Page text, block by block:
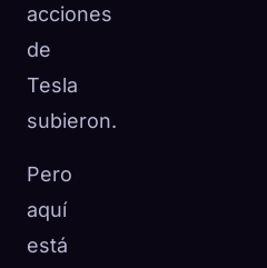
acciones
de
Tesla
subieron.
Pero
aquí
está